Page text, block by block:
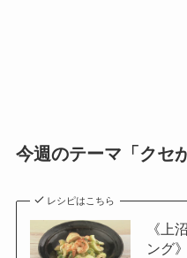
今週のテーマ「クセ
レシピはこちら
《上
ング